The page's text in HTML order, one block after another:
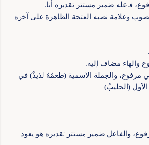
فاعله ضمير مستتر تقديره أنا.
وعلامة نصبه الفتحة الظاهرة على آخره
والهاء مضاف إليه.
مرفوع، والجملة الاسمية (طعمُهُ لذيذٌ) في
(الحليبُ)
والفاعل ضمير مستتر تقديره هو يعود